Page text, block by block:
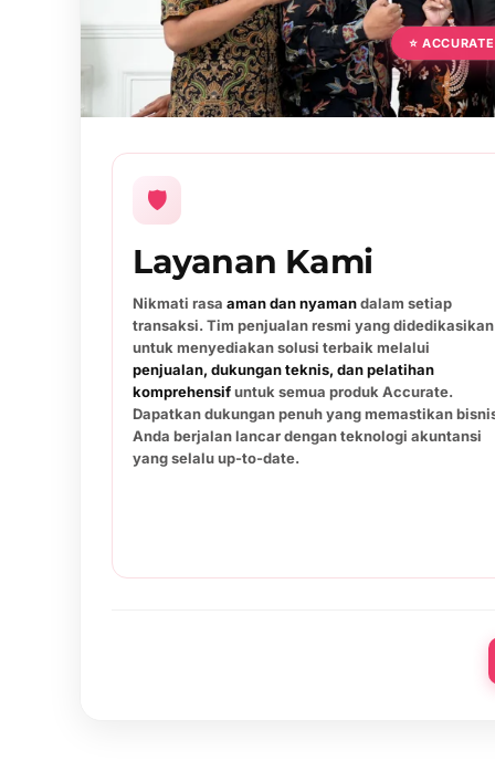
⭐
🛡️
Layanan Kami
Nikmati rasa aman dan nyamandalam setiap
transaksi. Tim penjualan resmi yang didedikasikan
untuk menyediakan solusi terbaik melalui
penjualan, dukungan teknis, dan pelatihan
komprehensifuntuk semua produk Accurate.
Dapatkan dukungan penuh yang memastikan
Anda berjalan lancar dengan teknologi akuntansi
yang selalu up-to-date.